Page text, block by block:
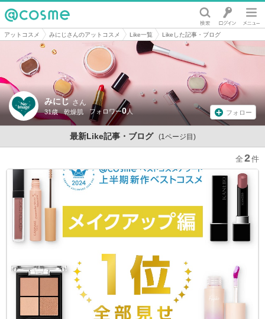
@cosme
アットコスメ みにじさんのアットコスメ Like一覧 Likeした記事・ブログ
みにじ さん
31歳 乾燥肌 0 フォロー
最新Like記事・ブログ (1ページ目)
2